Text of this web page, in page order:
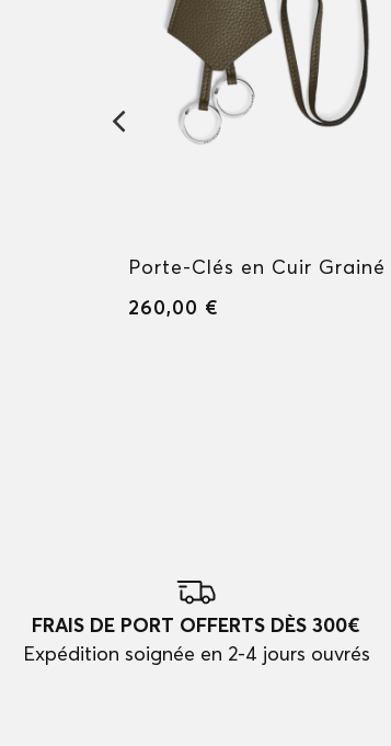
Porte-Clés en Cuir Grainé
260,00 €
FRAIS DE PORT OFFERTS DÈS 300€
Expédition soignée en 2-4 jours ouvrés